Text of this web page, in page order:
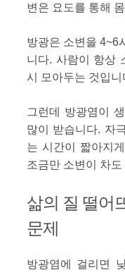
변은 요도를 통해
방광은 소변을 4~6
니다. 사람이 항상
시 모아두는 것입니
그런데 방광염이
많이 받습니다. 자
는 시간이 짧아지
조금만 소변이 차
삶의 질 떨어
문제
방광염에 걸리면